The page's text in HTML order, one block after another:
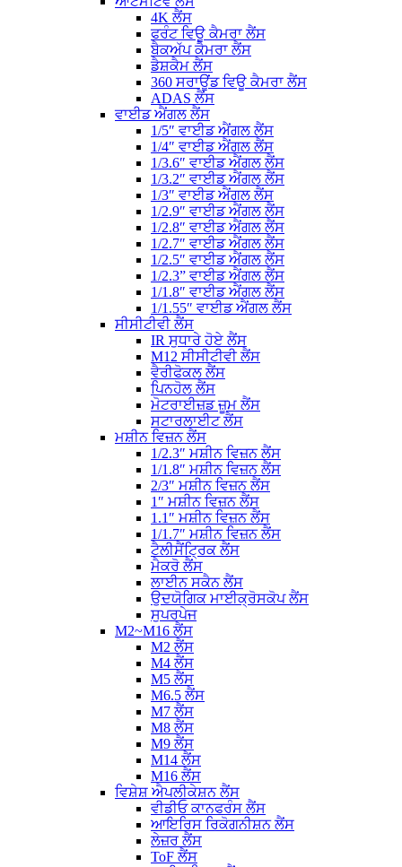
4K ਲੈਂਸ
ਫਰੰਟ ਵਿਊ ਕੈਮਰਾ ਲੈਂਸ
ਬੈਕਅੱਪ ਕੈਮਰਾ ਲੈਂਸ
ਡੈਸ਼ਕੈਮ ਲੈਂਸ
360 ਸਰਾਊਂਡ ਵਿਊ ਕੈਮਰਾ ਲੈਂਸ
ADAS ਲੈਂਸ
ਵਾਈਡ ਐਂਗਲ ਲੈਂਸ
1/5″ ਵਾਈਡ ਐਂਗਲ ਲੈਂਸ
1/4″ ਵਾਈਡ ਐਂਗਲ ਲੈਂਸ
1/3.6″ ਵਾਈਡ ਐਂਗਲ ਲੈਂਸ
1/3.2″ ਵਾਈਡ ਐਂਗਲ ਲੈਂਸ
1/3″ ਵਾਈਡ ਐਂਗਲ ਲੈਂਸ
1/2.9″ ਵਾਈਡ ਐਂਗਲ ਲੈਂਸ
1/2.8″ ਵਾਈਡ ਐਂਗਲ ਲੈਂਸ
1/2.7″ ਵਾਈਡ ਐਂਗਲ ਲੈਂਸ
1/2.5″ ਵਾਈਡ ਐਂਗਲ ਲੈਂਸ
1/2.3” ਵਾਈਡ ਐਂਗਲ ਲੈਂਸ
1/1.8″ ਵਾਈਡ ਐਂਗਲ ਲੈਂਸ
1/1.55″ ਵਾਈਡ ਐਂਗਲ ਲੈਂਸ
ਸੀਸੀਟੀਵੀ ਲੈਂਸ
IR ਸੁਧਾਰੇ ਹੋਏ ਲੈਂਸ
M12 ਸੀਸੀਟੀਵੀ ਲੈਂਸ
ਵੈਰੀਫੋਕਲ ਲੈਂਸ
ਪਿਨਹੋਲ ਲੈਂਸ
ਮੋਟਰਾਈਜ਼ਡ ਜ਼ੂਮ ਲੈਂਸ
ਸਟਾਰਲਾਈਟ ਲੈਂਸ
ਮਸ਼ੀਨ ਵਿਜ਼ਨ ਲੈਂਸ
1/2.3″ ਮਸ਼ੀਨ ਵਿਜ਼ਨ ਲੈਂਸ
1/1.8″ ਮਸ਼ੀਨ ਵਿਜ਼ਨ ਲੈਂਸ
2/3″ ਮਸ਼ੀਨ ਵਿਜ਼ਨ ਲੈਂਸ
1″ ਮਸ਼ੀਨ ਵਿਜ਼ਨ ਲੈਂਸ
1.1″ ਮਸ਼ੀਨ ਵਿਜ਼ਨ ਲੈਂਸ
1/1.7″ ਮਸ਼ੀਨ ਵਿਜ਼ਨ ਲੈਂਸ
ਟੈਲੀਸੈਂਟ੍ਰਿਕ ਲੈਂਸ
ਮੈਕਰੋ ਲੈਂਸ
ਲਾਈਨ ਸਕੈਨ ਲੈਂਸ
ਉਦਯੋਗਿਕ ਮਾਈਕ੍ਰੋਸਕੋਪ ਲੈਂਸ
ਸੁਪਰਪੇਜ
M2~M16 ਲੈਂਸ
M2 ਲੈਂਸ
M4 ਲੈਂਸ
M5 ਲੈਂਸ
M6.5 ਲੈਂਸ
M7 ਲੈਂਸ
M8 ਲੈਂਸ
M9 ਲੈਂਸ
M14 ਲੈਂਸ
M16 ਲੈਂਸ
ਵਿਸ਼ੇਸ਼ ਐਪਲੀਕੇਸ਼ਨ ਲੈਂਸ
ਵੀਡੀਓ ਕਾਨਫਰੰਸ ਲੈਂਸ
ਆਇਰਿਸ ਰਿਕੋਗਨੀਸ਼ਨ ਲੈਂਸ
ਲੇਜ਼ਰ ਲੈਂਸ
ToF ਲੈਂਸ